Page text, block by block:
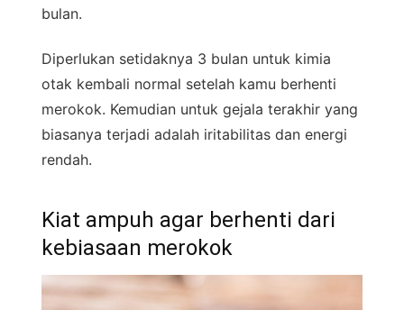
bulan.
Diperlukan setidaknya 3 bulan untuk kimia
otak kembali normal setelah kamu berhenti
merokok. Kemudian untuk gejala terakhir yang
biasanya terjadi adalah iritabilitas dan energi
rendah.
Kiat ampuh agar berhenti dari
kebiasaan merokok